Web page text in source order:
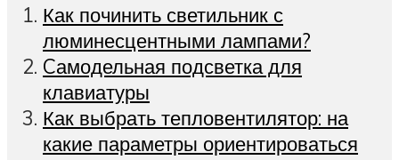
Как починить светильник с
люминесцентными лампами?
Cамодельная подсветка для
клавиатуры
Как выбрать тепловентилятор: на
какие параметры ориентироваться